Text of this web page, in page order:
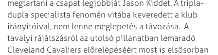
megtartani a csapat legjobbját Jason Kiddet. A tripla-
dupla specialista fenomén vitába keveredett a klub
irányítóival, nem lenne meglepetés a távozása. A
tavalyi rájátszásról az utolsó pillanatban lemaradó
Cleveland Cavaliers előrelépéséért most is elsősorban